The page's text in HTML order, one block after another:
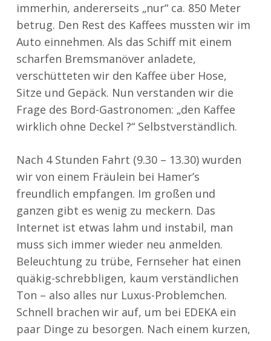
immerhin, andererseits „nur“ ca. 850 Meter
betrug. Den Rest des Kaffees mussten wir im
Auto einnehmen. Als das Schiff mit einem
scharfen Bremsmanöver anladete,
verschütteten wir den Kaffee über Hose,
Sitze und Gepäck. Nun verstanden wir die
Frage des Bord-Gastronomen: „den Kaffee
wirklich ohne Deckel ?“ Selbstverständlich.
Nach 4 Stunden Fahrt (9.30 – 13.30) wurden
wir von einem Fräulein bei Hamer’s
freundlich empfangen. Im großen und
ganzen gibt es wenig zu meckern. Das
Internet ist etwas lahm und instabil, man
muss sich immer wieder neu anmelden.
Beleuchtung zu trübe, Fernseher hat einen
quäkig-schrebbligen, kaum verständlichen
Ton – also alles nur Luxus-Problemchen.
Schnell brachen wir auf, um bei EDEKA ein
paar Dinge zu besorgen. Nach einem kurzen,